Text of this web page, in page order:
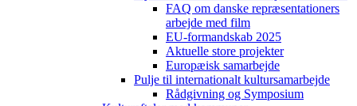
FAQ om danske repræsentationers
arbejde med film
EU-formandskab 2025
Aktuelle store projekter
Europæisk samarbejde
Pulje til internationalt kultursamarbejde
Rådgivning og Symposium